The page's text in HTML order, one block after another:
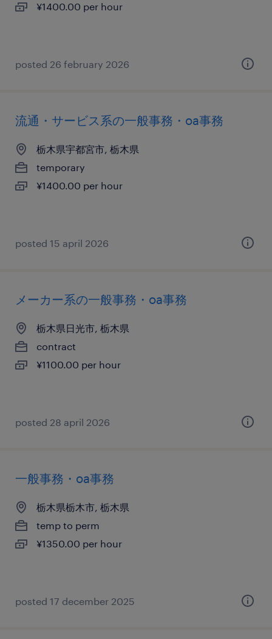
¥1400.00 per hour
posted 26 february 2026
流通・サービス系の一般事務・oa事務
栃木県宇都宮市, 栃木県
temporary
¥1400.00 per hour
posted 15 april 2026
メーカー系の一般事務・oa事務
栃木県日光市, 栃木県
contract
¥1100.00 per hour
posted 28 april 2026
一般事務・oa事務
栃木県栃木市, 栃木県
temp to perm
¥1350.00 per hour
posted 17 december 2025